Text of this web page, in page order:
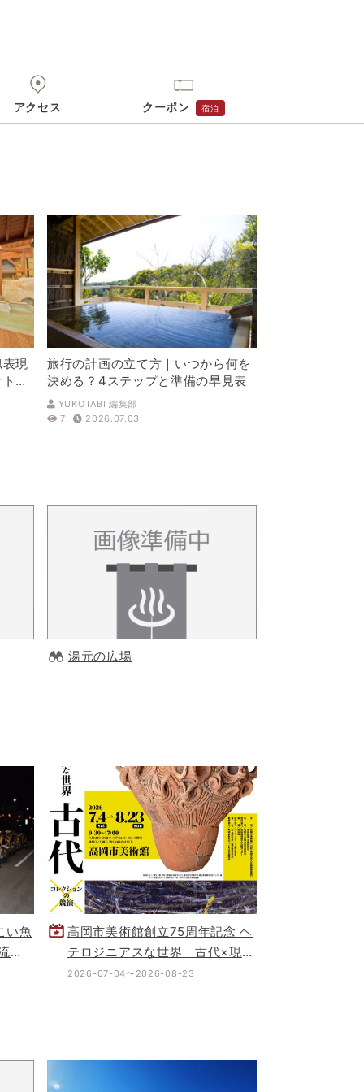
お問合せください。
ご自身でお問合せください。
アクセス クーポン 宿泊
現
を
旅行の計画の立て方｜いつから何を
決める？4ステップと準備の早見表
YUKOTABI 編集部
7
2026.07.03
湯元の広場
い魚
高岡市美術館創立75周年記念 ヘ
テロジニアスな世界 古代×現代
－コレクションの競演－
2026-07-04〜2026-08-23